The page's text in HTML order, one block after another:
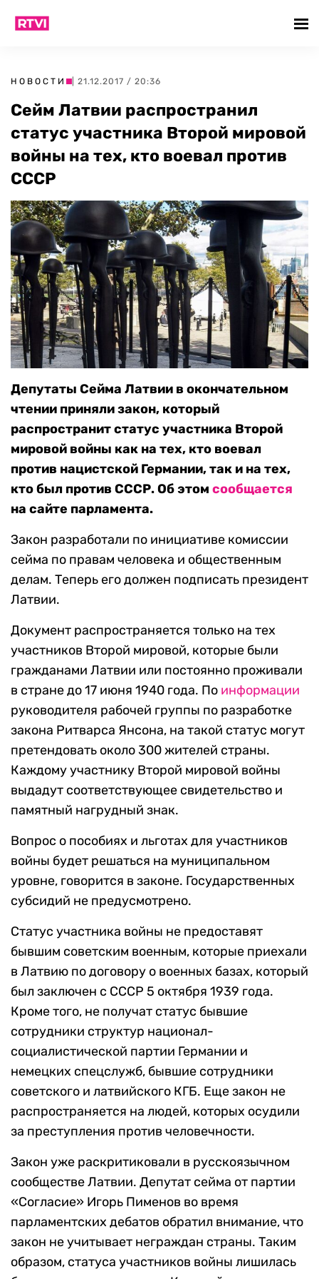
НОВОСТИ | 21.12.2017 / 20:36
Сейм Латвии распространил
статус участника Второй мировой
войны на тех, кто воевал против
СССР
Депутаты Сейма Латвии в окончательном
чтении приняли закон, который
распространит статус участника Второй
мировой войны как на тех, кто воевал
против нацистской Германии, так и на тех,
кто был против СССР. Об этом сообщается
на сайте парламента.
Закон разработали по инициативе комиссии
сейма по правам человека и общественным
делам. Теперь его должен подписать президент
Латвии.
Документ распространяется только на тех
участников Второй мировой, которые были
гражданами Латвии или постоянно проживали
в стране до 17 июня 1940 года. По информации
руководителя рабочей группы по разработке
закона Ритварса Янсона, на такой статус могут
претендовать около 300 жителей страны.
Каждому участнику Второй мировой войны
выдадут соответствующее свидетельство и
памятный нагрудный знак.
Вопрос о пособиях и льготах для участников
войны будет решаться на муниципальном
уровне, говорится в законе. Государственных
субсидий не предусмотрено.
Статус участника войны не предоставят
бывшим советским военным, которые приехали
в Латвию по договору о военных базах, который
был заключен с СССР 5 октября 1939 года.
Кроме того, не получат статус бывшие
сотрудники структур национал-
социалистической партии Германии и
немецких спецслужб, бывшие сотрудники
советского и латвийского КГБ. Еще закон не
распространяется на людей, которых осудили
за преступления против человечности.
Закон уже раскритиковали в русскоязычном
сообществе Латвии. Депутат сейма от партии
«Согласие» Игорь Пименов во время
парламентских дебатов обратил внимание, что
закон не учитывает неграждан страны. Таким
образом, статуса участников войны лишилась